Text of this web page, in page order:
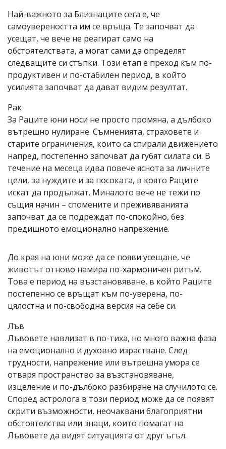
Най-важното за Близнаците сега е, че
самоувереността им се връща. Те започват да
усещат, че вече не реагират само на
обстоятелствата, а могат сами да определят
следващите си стъпки. Този етап е преход към по-
продуктивен и по-стабилен период, в който
усилията започват да дават видим резултат.
Рак
За Раците юни носи не просто промяна, а дълбоко
вътрешно нулиране. Съмненията, страховете и
старите ограничения, които са спирали движението
напред, постепенно започват да губят силата си. В
течение на месеца идва повече яснота за личните
цели, за нуждите и за посоката, в която Раците
искат да продължат. Миналото вече не тежи по
същия начин – спомените и преживяванията
започват да се подреждат по-спокойно, без
предишното емоционално напрежение.
До края на юни може да се появи усещане, че
животът отново намира по-хармоничен ритъм.
Това е период на възстановяване, в който Раците
постепенно се връщат към по-уверена, по-
цялостна и по-свободна версия на себе си.
Лъв
Лъвовете навлизат в по-тиха, но много важна фаза
на емоционално и духовно израстване. След
трудности, напрежение или вътрешна умора се
отваря пространство за възстановяване,
изцеление и по-дълбоко разбиране на случилото се.
Според астролога в този период може да се появят
скрити възможности, неочаквани благоприятни
обстоятелства или знаци, които помагат на
Лъвовете да видят ситуацията от друг ъгъл.